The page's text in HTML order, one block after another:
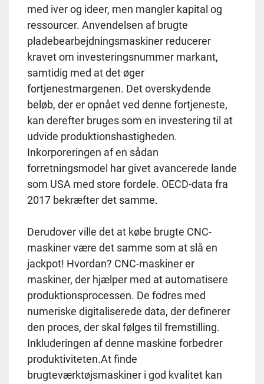
med iver og ideer, men mangler kapital og
ressourcer. Anvendelsen af ​​brugte
pladebearbejdningsmaskiner reducerer
kravet om investeringsnummer markant,
samtidig med at det øger
fortjenestmargenen. Det overskydende
beløb, der er opnået ved denne fortjeneste,
kan derefter bruges som en investering til at
udvide produktionshastigheden.
Inkorporeringen af ​​en sådan
forretningsmodel har givet avancerede lande
som USA med store fordele. OECD-data fra
2017 bekræfter det samme.
Derudover ville det at købe brugte CNC-
maskiner være det samme som at slå en
jackpot! Hvordan? CNC-maskiner er
maskiner, der hjælper med at automatisere
produktionsprocessen. De fodres med
numeriske digitaliserede data, der definerer
den proces, der skal følges til fremstilling.
Inkluderingen af ​​denne maskine forbedrer
produktiviteten.At finde
brugteværktøjsmaskiner i god kvalitet kan